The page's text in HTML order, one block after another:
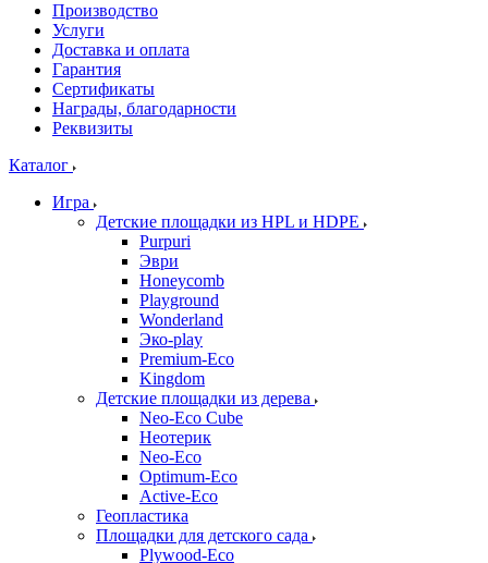
Производство
Услуги
Доставка и оплата
Гарантия
Сертификаты
Награды, благодарности
Реквизиты
Каталог
Игра
Детские площадки из HPL и HDPE
Purpuri
Эври
Honeycomb
Playground
Wonderland
Эко-play
Premium-Eco
Kingdom
Детские площадки из дерева
Neo-Eco Cube
Неотерик
Neo-Eco
Оptimum-Еco
Active-Eco
Геопластика
Площадки для детского сада
Plywood-Eco